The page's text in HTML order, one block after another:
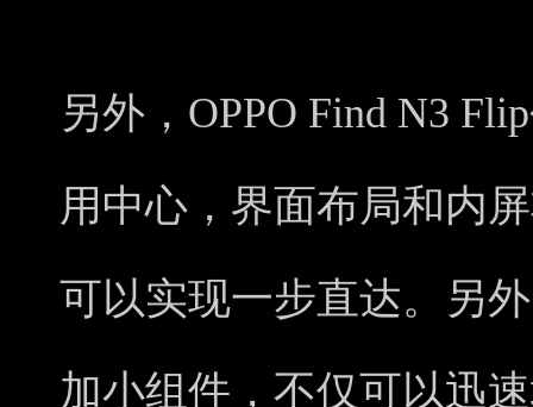
另外，OPPO Find N3
用中心，界面布局和内
可以实现一步直达。另
加小组件，不仅可以迅